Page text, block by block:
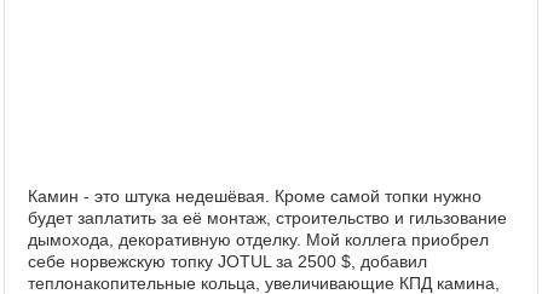
Камин - это штука недешёвая. Кроме самой топки нужно
будет заплатить за её монтаж, строительство и гильзование
дымохода, декоративную отделку. Мой коллега приобрел
себе норвежскую топку JOTUL за 2500 $, добавил
теплонакопительные кольца, увеличивающие КПД камина,